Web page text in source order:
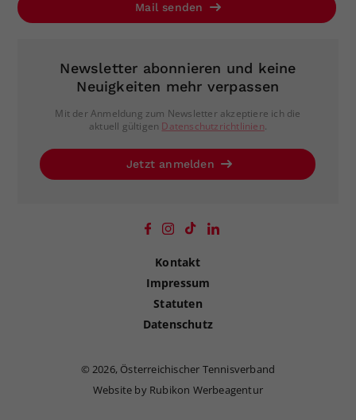
Mail senden
Newsletter abonnieren und keine
Neuigkeiten mehr verpassen
Mit der Anmeldung zum Newsletter akzeptiere ich die
aktuell gültigen Datenschutzrichtlinien.
Jetzt anmelden
Kontakt
Impressum
Statuten
Datenschutz
©2026, Österreichischer Tennisverband
Website by Rubikon Werbeagentur